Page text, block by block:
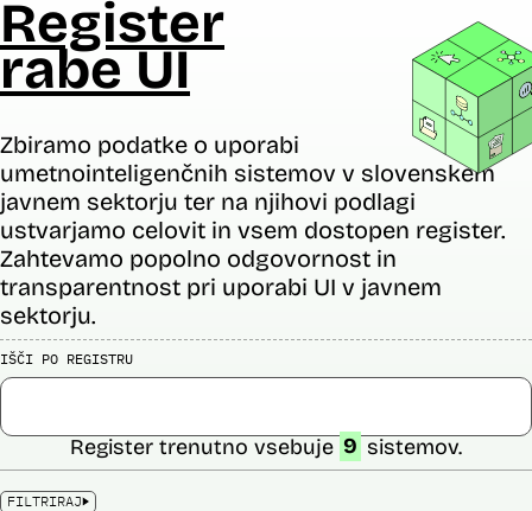
Register
rabe UI
Zbiramo podatke o uporabi
umetnointeligenčnih sistemov v slovenskem
javnem sektorju ter na njihovi podlagi
ustvarjamo celovit in vsem dostopen register.
Zahtevamo popolno odgovornost in
transparentnost pri uporabi UI v javnem
sektorju.
IŠČI PO REGISTRU
FILTRIRAJ
Register trenutno vsebuje 9 sistemov.